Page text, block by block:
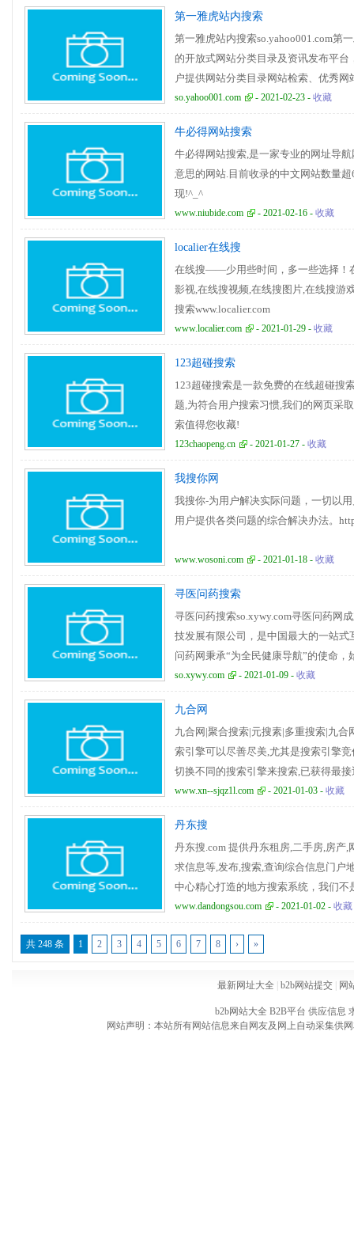
第一雅虎站内搜索
第一雅虎站内搜索so.yahoo001.com第
的开放式网站分类目录及资讯发布平
户提供网站分类目录网站检索、优秀
so.yahoo001.com - 2021-02-23 - 收藏
牛必得网站搜索
牛必得网站搜索,是一家专业的网址导
意思的网站.目前收录的中文网站数量
现!^_^
www.niubide.com - 2021-02-16 - 收藏
localier在线搜
在线搜——少用些时间，多一些选择！
影视,在线搜视频,在线搜图片,在线搜游
搜索www.localier.com
www.localier.com - 2021-01-29 - 收藏
123超碰搜索
123超碰搜索是一款免费的在线超碰搜
题,为符合用户搜索习惯,我们的网页采
索值得您收藏!
123chaopeng.cn - 2021-01-27 - 收藏
我搜你网
我搜你-为用户解决实际问题，一切以
用户提供各类问题的综合解决办法。
www.wosoni.com - 2021-01-18 - 收藏
寻医问药搜索
寻医问药搜索so.xywy.com寻医问药网
技发展有限公司，是中国最大的一站
问药网秉承“为全民健康导航”的使命
盈利。2011年9月，寻医问药网成功引
so.xywy.com - 2021-01-09 - 收藏
九合网
九合网|聚合搜索|元搜素|多重搜索|九合
索引擎可以尽善尽美,尤其是搜索引擎
切换不同的搜索引擎来搜索,已获得最
www.xn--sjqz1l.com - 2021-01-03 - 收藏
丹东搜
丹东搜.com 提供丹东租房,二手房,房产
求信息等,发布,搜索,查询综合信息门户
中心精心打造的地方搜索系统，我们
地方网络搜索项目，是广大丹东网民的
www.dandongsou.com - 2021-01-02 - 收藏
共 248 条 1 2 3 4 5 6 7 8 › »
最新网址大全 b2b网站提交 网
b2b网站大全 B2B平台 供应信息
网站声明：本站所有网站信息来自网友及网上自动采集供